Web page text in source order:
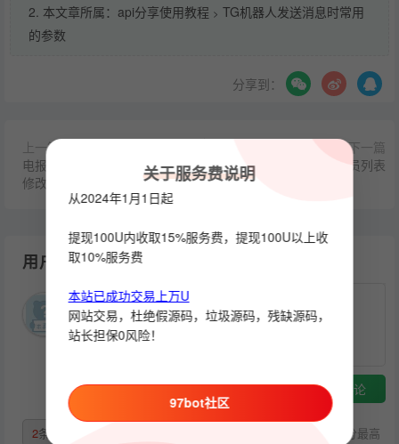
2. 本文章所属： api分享使用教程 > TG机器人发送消息时常用
的参数
分享到：
上一篇
电报机器人开发-将默认的菜单
修改为小程序web_app
下一篇
TG机器人查询群管理员列表
用户评论
提交评论
评分最高
2条
关于服务费说明
从2024年1月1日起
提现100U内收取15%服务费，提现100U以上收
取10%服务费
本站已成功交易上万U
网站交易，杜绝假源码，垃圾源码，残缺源码，
站长担保0风险！
97bot社区